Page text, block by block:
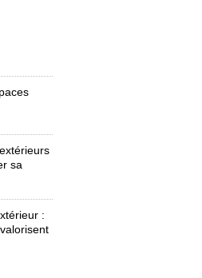
sa
: